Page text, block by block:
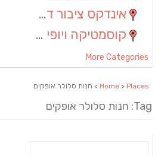
אינדקס ציבור דתי
קוסמטיקה ויופי (4)
More Categories
Home > Places > חנות סלולר אופקים
Tag: חנות סלולר אופקים